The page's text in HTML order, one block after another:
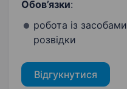
Обов’язки:
робота із
розвідки
Відгукнутися